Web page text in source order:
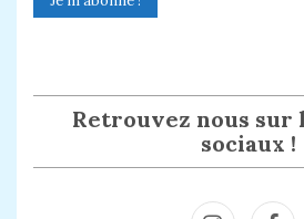
Retrouvez nous sur
sociaux !